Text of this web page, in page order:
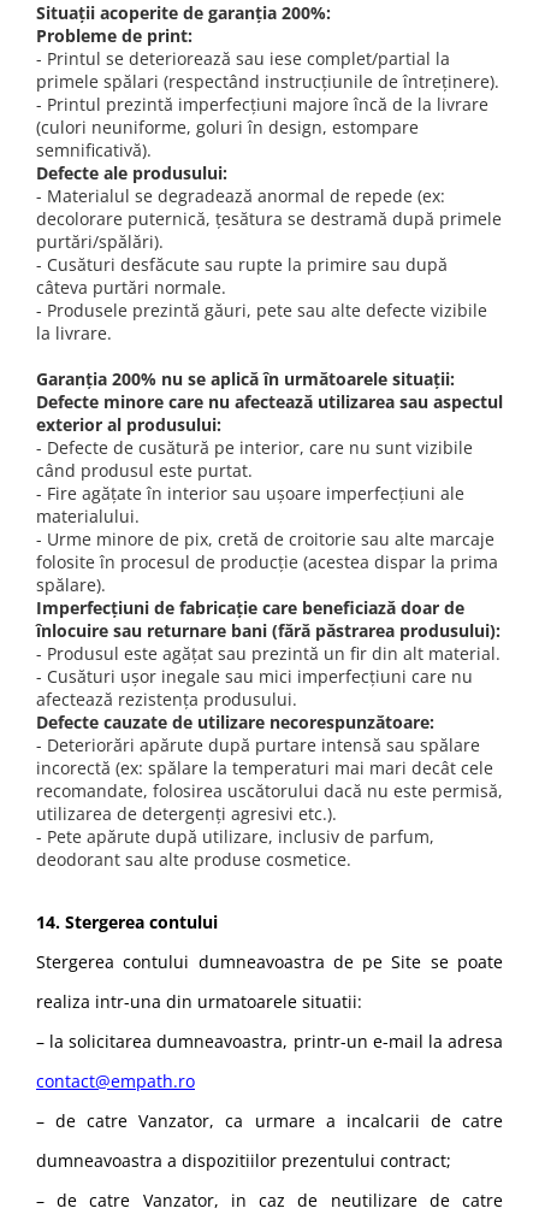
Situații acoperite de garanția 200%:
Probleme de print:
- Printul se deteriorează sau iese complet/partial la
primele spălari (respectând instrucțiunile de întreținere).
- Printul prezintă imperfecțiuni majore încă de la livrare
(culori neuniforme, goluri în design, estompare
semnificativă).
Defecte ale produsului:
- Materialul se degradează anormal de repede (ex:
decolorare puternică, țesătura se destramă după primele
purtări/spălări).
- Cusături desfăcute sau rupte la primire sau după
câteva purtări normale.
- Produsele prezintă găuri, pete sau alte defecte vizibile
la livrare.
Garanția 200% nu se aplică în următoarele situații:
Defecte minore care nu afectează utilizarea sau aspectul
exterior al produsului:
- Defecte de cusătură pe interior, care nu sunt vizibile
când produsul este purtat.
- Fire agățate în interior sau ușoare imperfecțiuni ale
materialului.
- Urme minore de pix, cretă de croitorie sau alte marcaje
folosite în procesul de producție (acestea dispar la prima
spălare).
Imperfecțiuni de fabricație care beneficiază doar de
înlocuire sau returnare bani (fără păstrarea produsului):
- Produsul este agățat sau prezintă un fir din alt material.
- Cusături ușor inegale sau mici imperfecțiuni care nu
afectează rezistența produsului.
Defecte cauzate de utilizare necorespunzătoare:
- Deteriorări apărute după purtare intensă sau spălare
incorectă (ex: spălare la temperaturi mai mari decât cele
recomandate, folosirea uscătorului dacă nu este permisă,
utilizarea de detergenți agresivi etc.).
- Pete apărute după utilizare, inclusiv de parfum,
deodorant sau alte produse cosmetice.
14. Stergerea contului
Stergerea contului dumneavoastra de pe Site se poate
realiza intr-una din urmatoarele situatii:
– la solicitarea dumneavoastra, printr-un e-mail la adresa
contact@empath.ro
– de catre Vanzator, ca urmare a incalcarii de catre
dumneavoastra a dispozitiilor prezentului contract;
– de catre Vanzator, in caz de neutilizare de catre